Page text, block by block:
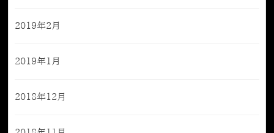
2019年2月
2019年1月
2018年12月